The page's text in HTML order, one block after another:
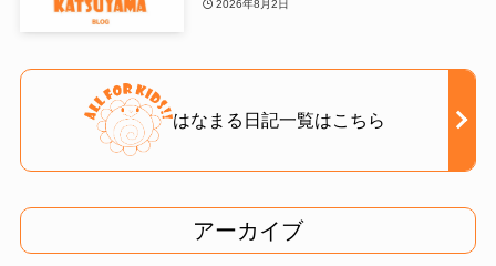
2026年8月2日
はなまる日記一覧はこちら
アーカイブ